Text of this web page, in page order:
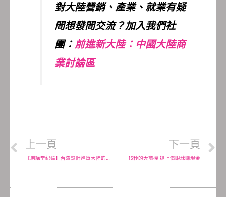
對大陸營銷、產業、就業有疑
問想發問交流？加入我們社
團： 前進新大陸：中國大陸商
業討論區
上一頁
【創講堂紀錄】台灣設計進軍大陸的未來與展望
下一頁
15秒的大商機 搶上億眼球賺現金